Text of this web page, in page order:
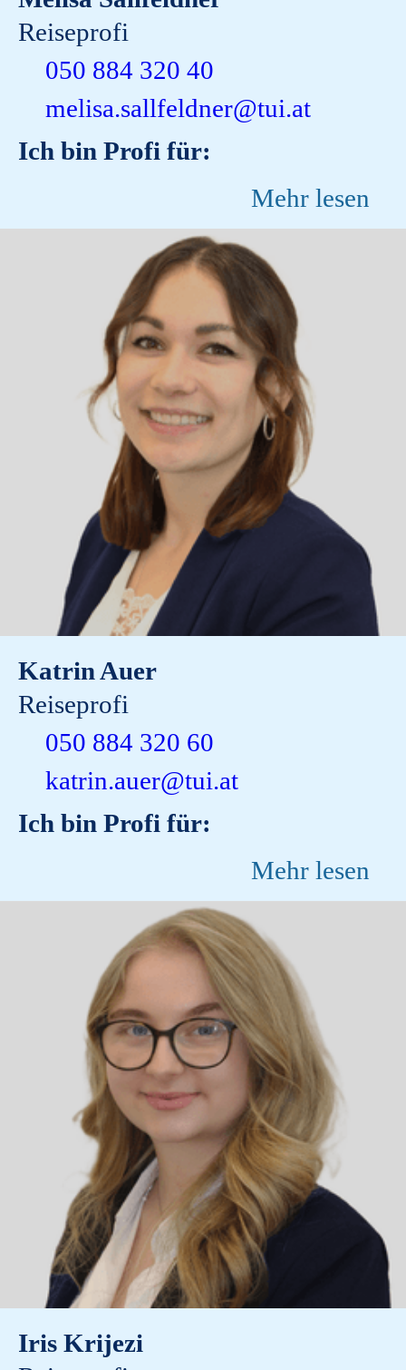
Reiseprofi
050 884 320 40
melisa.sallfeldner@tui.at
Ich bin Profi für:
Mehr lesen
Katrin Auer
Reiseprofi
050 884 320 60
katrin.auer@tui.at
Ich bin Profi für:
Mehr lesen
Iris Krijezi